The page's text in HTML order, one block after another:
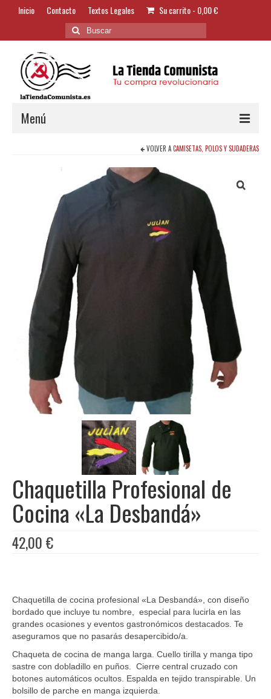
Inicio Contacto Textos Legales Su carrito- 0,00€
Buscar
por:
Menú
Textil y Accesorios
Bordados
Banderas
Libros
Ofertas y lotes descuento
VOLVER ACAMISETAS, POLOS Y SUDADERAS
Chaquetilla Profesional de
Cocina «La Desbandá»
42,00€
Chaquetilla de cocina profesional «La Desbandá», con diseño
bordado que incluye tu nombre, especial para lucirla en las
grandes ocasiones y eventos gastronómicos destacados. Te
aseguramos que no pasarás desapercibido/a.
Chaqueta de cocina de manga larga. Cuello tirilla y manga tipo
sastre con dobladillo en puños. Cierre central cruzado con
botones automáticos ocultos. Espalda en tejido transpirable. Un
bolsillo de parche en manga izquierda.